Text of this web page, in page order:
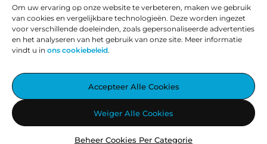
Om uw ervaring op onze website te verbeteren, maken we gebruik
van cookies en vergelijkbare technologieën. Deze worden ingezet
voor verschillende doeleinden, zoals gepersonaliseerde advertenties
en het analyseren van het gebruik van onze site. Meer informatie
vindt u in ons cookiebeleid.
Accepteer Alle Cookies
Weiger Alle Cookies
Beheer Cookies Per Categorie
Aggiez.nl – Altijd Iets Interessants te Lezen.
Ontdek een wereld vol inspirerende blogs en artikelen, zorgvuldig
geselecteerd om jouw dag te verrijken.
Onze informatie